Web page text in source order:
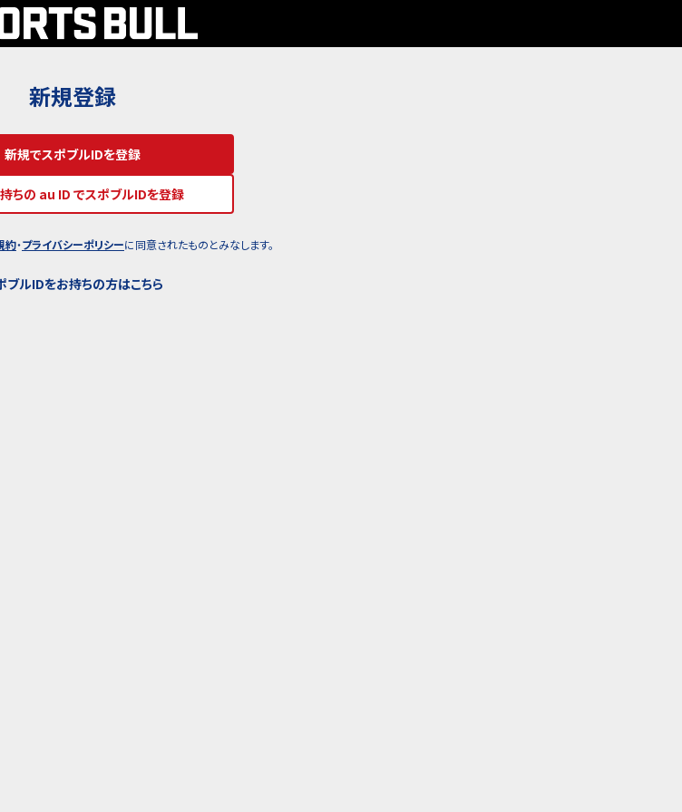
新規登録
新規でスポブルIDを登録
ちの au ID でスポブルIDを登録
約・プライバシーポリシーに同意されたものとみなします。
ブルIDをお持ちの方はこちら